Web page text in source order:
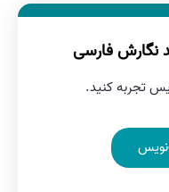
نگارش فارسی
تجربه کنید.